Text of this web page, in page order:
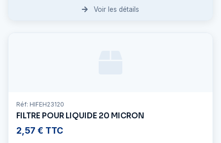
Voir les détails
Réf: HIFEH23120
FILTRE POUR LIQUIDE 20 MICRON
2,57 € TTC